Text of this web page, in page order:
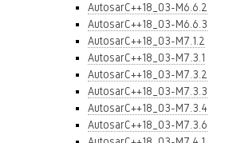
AutosarC++18_03-M6.6.2
AutosarC++18_03-M6.6.3
AutosarC++18_03-M7.1.2
AutosarC++18_03-M7.3.1
AutosarC++18_03-M7.3.2
AutosarC++18_03-M7.3.3
AutosarC++18_03-M7.3.4
AutosarC++18_03-M7.3.6